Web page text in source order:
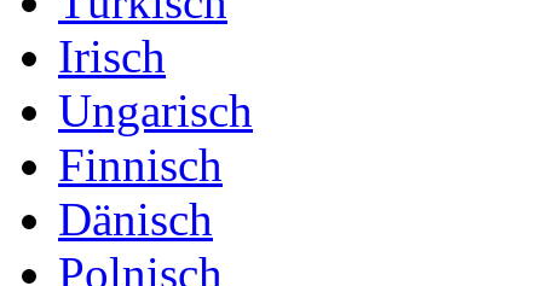
Irisch
Ungarisch
Finnisch
Dänisch
Polnisch